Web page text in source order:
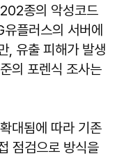
종의 악성코드
플러스의 서버에
, 유출 피해가 발생
의 포렌식 조사는
대됨에 따라 기존
점검으로 방식을